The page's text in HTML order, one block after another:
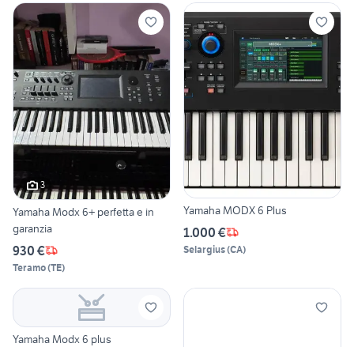
3
Yamaha Modx 6+ perfetta e in
garanzia
930 €
Teramo(TE)
Yamaha MODX 6 Plus
1.000 €
Selargius(CA)
Yamaha Modx 6 plus